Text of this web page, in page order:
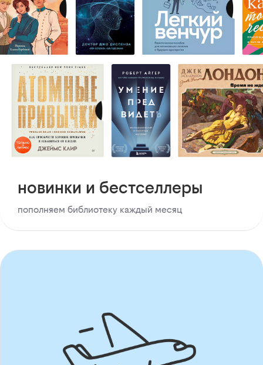
новинки и бестселлеры
пополняем библиотеку каждый месяц